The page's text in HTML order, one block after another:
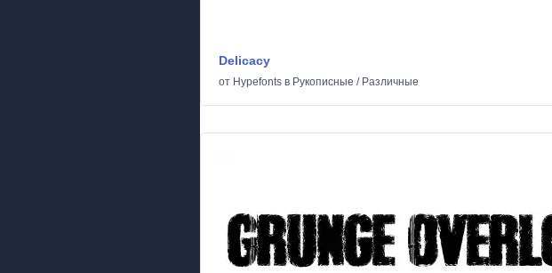
Delicacy
от Hypefonts в Рукописные / Различные